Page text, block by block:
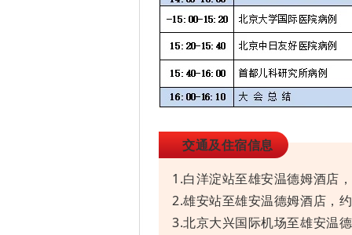
交通及住宿信息
1.白洋淀站至雄安温德姆酒店
2.雄安站至雄安温德姆酒店，
3.北京大兴国际机场至雄安温